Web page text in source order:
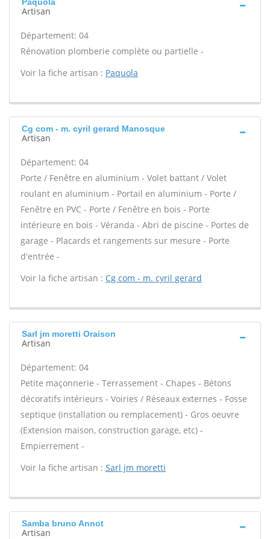
Artisan
Département: 04
Rénovation plomberie complète ou partielle -
Voir la fiche artisan : Paquola
Cg com - m. cyril gerard Manosque
Artisan
Département: 04
Porte / Fenêtre en aluminium - Volet battant / Volet
roulant en aluminium - Portail en aluminium - Porte /
Fenêtre en PVC - Porte / Fenêtre en bois - Porte
intérieure en bois - Véranda - Abri de piscine - Portes de
garage - Placards et rangements sur mesure - Porte
d'entrée -
Voir la fiche artisan : Cg com - m. cyril gerard
Sarl jm moretti Oraison
Artisan
Département: 04
Petite maçonnerie - Terrassement - Chapes - Bétons
décoratifs intérieurs - Voiries / Réseaux externes - Fosse
septique (installation ou remplacement) - Gros oeuvre
(Extension maison, construction garage, etc) -
Empierrement -
Voir la fiche artisan : Sarl jm moretti
Samba bruno Annot
Artisan